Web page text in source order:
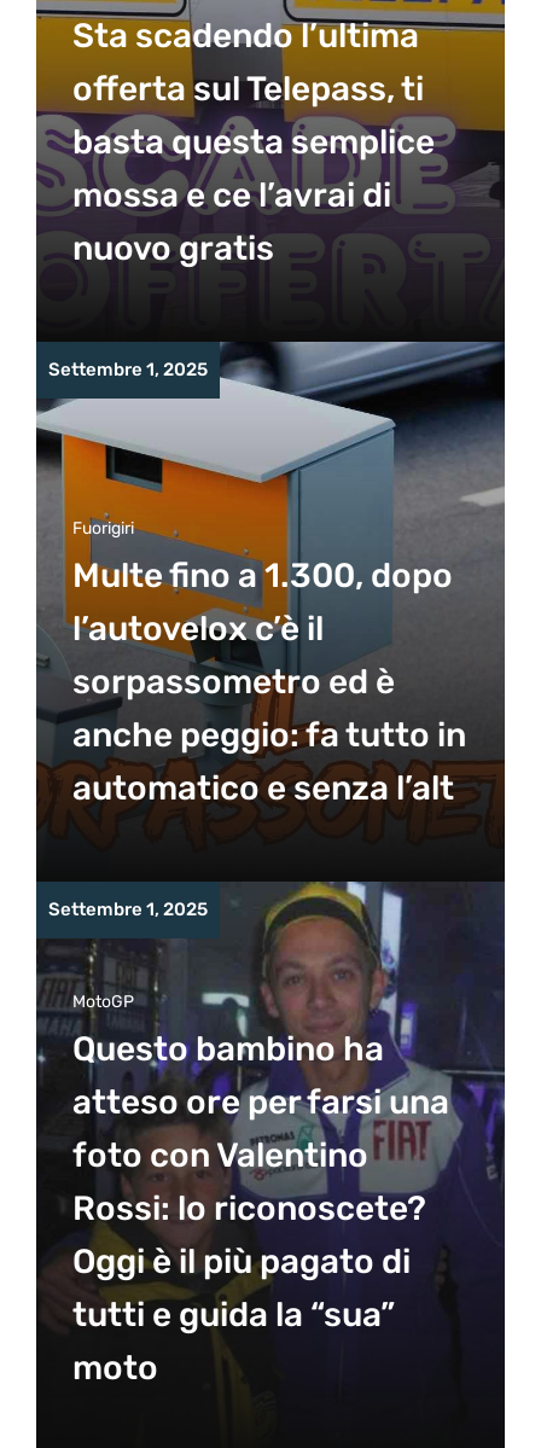
Sta scadendo l’ultima
offerta sul Telepass, ti
basta questa semplice
mossa e ce l’avrai di
nuovo gratis
Settembre 1, 2025
Fuorigiri
Multe fino a 1.300, dopo
l’autovelox c’è il
sorpassometro ed è
anche peggio: fa tutto in
automatico e senza l’alt
Settembre 1, 2025
MotoGP
Questo bambino ha
atteso ore per farsi una
foto con Valentino
Rossi: lo riconoscete?
Oggi è il più pagato di
tutti e guida la “sua”
moto